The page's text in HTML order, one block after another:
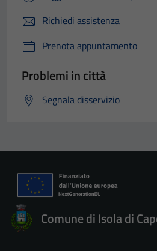
Richiedi assistenza
Prenota appuntamento
Problemi in città
Segnala disservizio
Comune di Isola di